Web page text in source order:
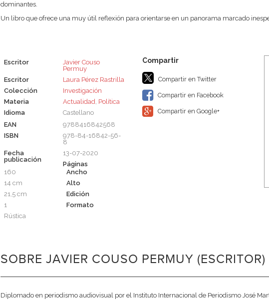
dominantes.
Un libro que ofrece una muy útil reflexión para orientarse en un panorama marcado
Escritor
Javier Couso
Permuy
Escritor
Laura Pérez Rastrilla
Colección
Investigación
Materia
Actualidad, Política
Idioma
Castellano
EAN
9788416842568
ISBN
978-84-16842-56-
8
Fecha
publicación
13-07-2020
Páginas
160
Ancho
14 cm
Alto
21,5 cm
Edición
1
Formato
Rústica
Compartir en Twitter
Compartir en Facebook
Compartir en Google+
SOBRE JAVIER COUSO PERMUY (ESCRITOR)
Diplomado en periodismo audiovisual por el Instituto Internacional de Periodismo José